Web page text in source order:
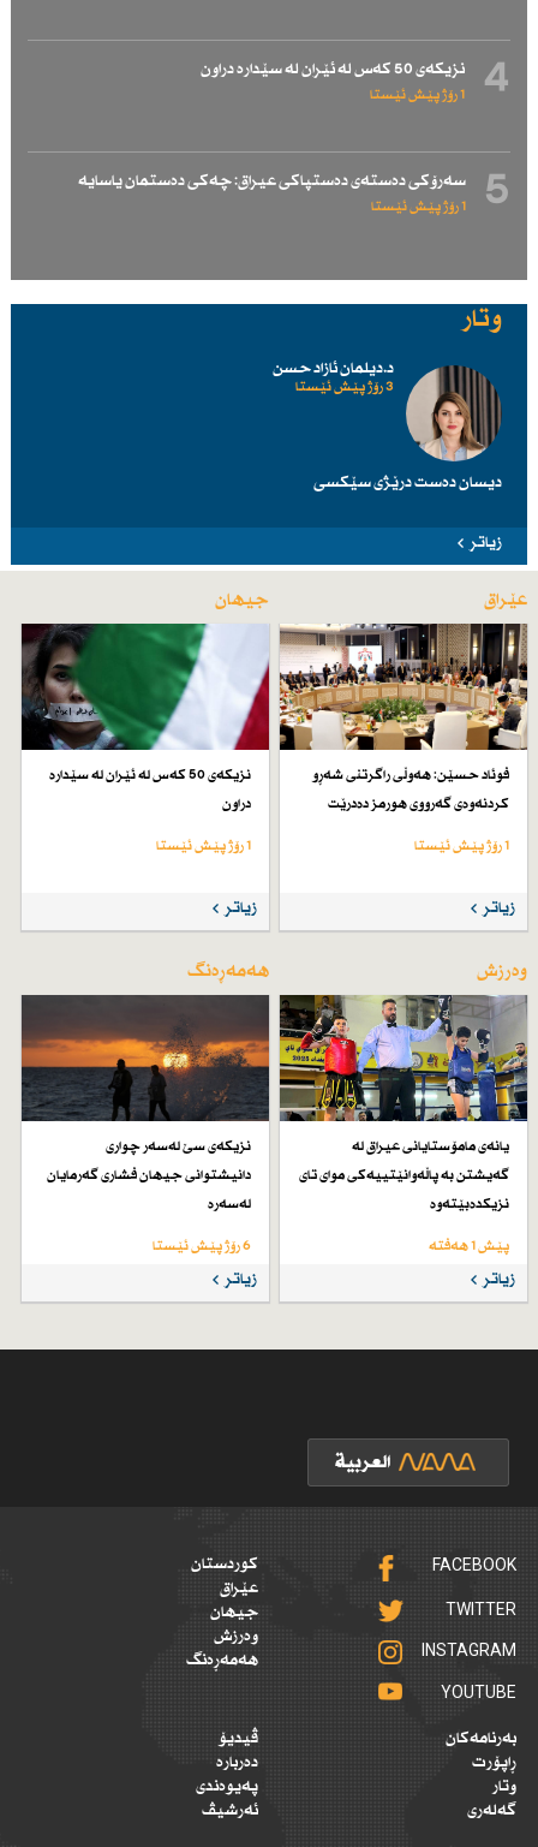
4 نزیكەی 50 كەس لە ئێران لە سێدارە دراون
1 رۆژ پێش ئێستا
5 سەرۆكی دەستەی دەستپاكی عیراق: چەكی دەستمان یاسایە
1 رۆژ پێش ئێستا
وتار
د.دیلمان ئازاد حسن
3 رۆژ پێش ئێستا
دیسان دەست درێژی سێكسی
زیاتر
عێراق
فوئاد حسێن: هەوڵی راگرتنی شەڕو
كردنەوەی گەرووی هورمز دەدرێت
1 رۆژ پێش ئێستا
زیاتر
جیهان
نزیكەی 50 كەس لە ئێران لە سێدارە
دراون
1 رۆژ پێش ئێستا
زیاتر
وەرزش
یانەی مامۆستایانی عیراق لە
گەیشتن بە پاڵەوانێتییەكی موای تای
نزیكدەبێتەوە
پێش 1 هەفتە
زیاتر
هەمەڕەنگ
نزیكەی سێ لەسەر چواری
دانیشتوانی جیهان فشاری گەرمایان
لەسەرە
6 رۆژ پێش ئێستا
زیاتر
FACEBOOK
TWITTER
INSTAGRAM
YOUTUBE
کوردستان
عێراق
جیهان
وەرزش
هەمەڕەنگ
بەرنامەکان
ڕاپۆرت
وتار
گەلەری
ڤیدیۆ
دەربارە
پەیوەندی
ئەرشیڤ